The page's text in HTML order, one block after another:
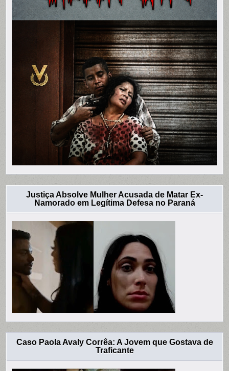
Justiça Absolve Mulher Acusada de Matar Ex-
Namorado em Legítima Defesa no Paraná
Caso Paola Avaly Corrêa: A Jovem que Gostava de
Traficante